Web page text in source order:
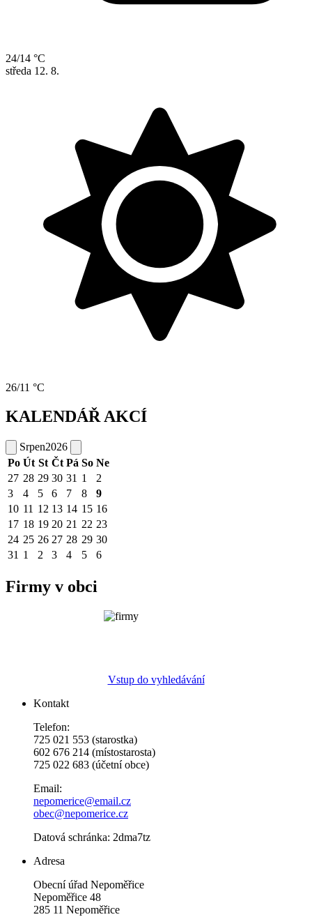
24/14 °C
středa 12. 8.
26/11 °C
KALENDÁŘ AKCÍ
Srpen2026
Po Út St Čt Pá So Ne
27 28 29 30 31 1
2
3
4 5 6 7 8
9
10 11 12 13 14 15 16
17 18 19 20 21 22 23
24 25 26 27 28 29 30
31 1 2 3 4 5 6
Firmy v obci
Vstup do vyhledávání
Kontakt
Telefon:
725 021 553 (starostka)
602 676 214 (místostarosta)
725 022 683 (účetní obce)
Email:
nepomerice@email.cz
obec@nepomerice.cz
Datová schránka: 2dma7tz
Adresa
Obecní úřad Nepoměřice
Nepoměřice 48
285 11 Nepoměřice